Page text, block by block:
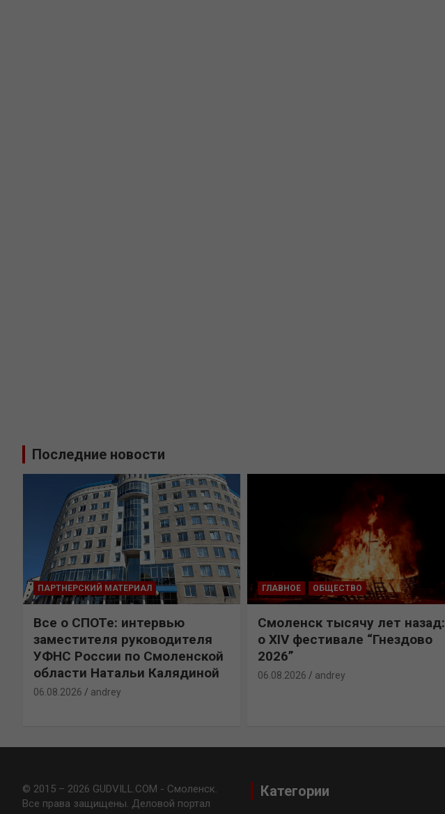
Последние новости
ПАРТНЕРСКИЙ МАТЕРИАЛ
Все о СПОТе: интервью
заместителя руководителя
УФНС России по Смоленской
области Натальи Калядиной
06.08.2026 andrey
ГЛАВНОЕ ОБЩЕСТВО
Смоленск тысячу лет назад:
о XIV фестивале “Гнездово
2026”
06.08.2026 andrey
© 2015 – 2026 GUDVILL.COM - Смоленск.
Все права защищены. Деловой портал
Категории